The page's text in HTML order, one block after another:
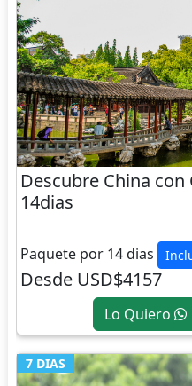
Descubre China
14dias
Paquete por 14 dias
Desde USD$4157
Lo Quiero
7 DIAS